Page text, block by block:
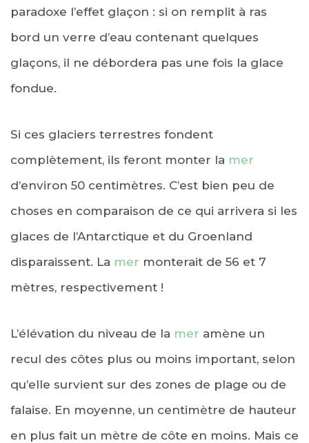
paradoxe l’effet glaçon : si on remplit à ras
bord un verre d’eau contenant quelques
glaçons, il ne débordera pas une fois la glace
fondue.
Si ces glaciers terrestres fondent
complètement, ils feront monter la mer
d’environ 50 centimètres. C’est bien peu de
choses en comparaison de ce qui arrivera si les
glaces de l’Antarctique et du Groenland
disparaissent. La mer monterait de 56 et 7
mètres, respectivement !
L’élévation du niveau de la mer amène un
recul des côtes plus ou moins important, selon
qu’elle survient sur des zones de plage ou de
falaise. En moyenne, un centimètre de hauteur
en plus fait un mètre de côte en moins. Mais ce